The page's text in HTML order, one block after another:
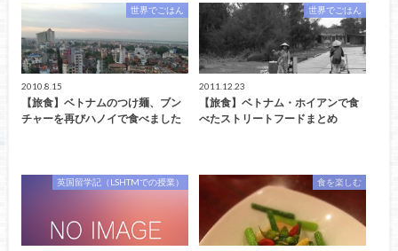
世界でごはん
2010.8.15
【旅食】ベトナムのつけ麺、ブン
チャーを再びハノイで食べました
世界でごはん
2011.12.23
【旅食】ベトナム・ホイアンで食
べたストリートフードまとめ
英国留学記（LSHTMでの授業） 食を楽しむ